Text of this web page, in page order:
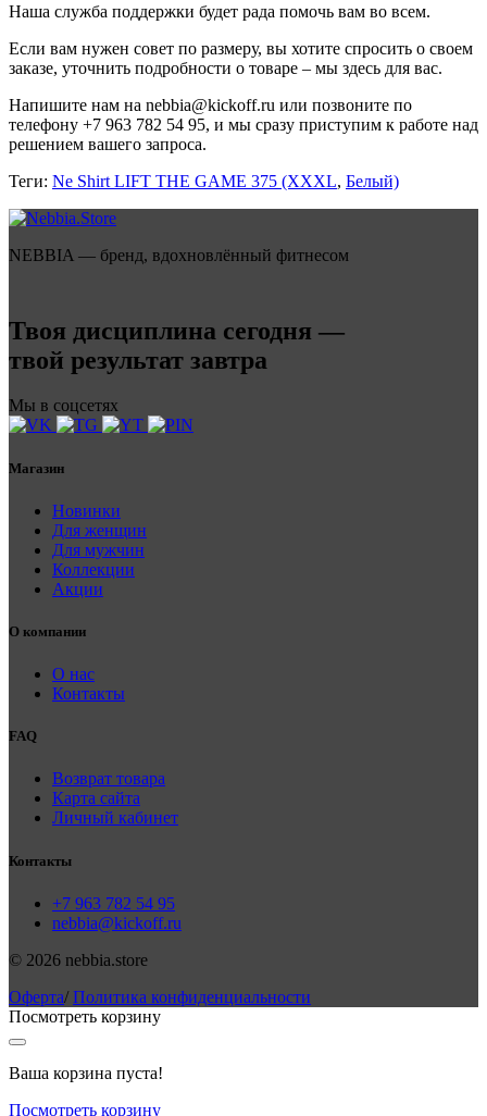
Наша служба поддержки будет рада помочь вам во всем.
Если вам нужен совет по размеру, вы хотите спросить о своем
заказе, уточнить подробности о товаре – мы здесь для вас.
Напишите нам на nebbia@kickoff.ru или позвоните по
телефону +7 963 782 54 95, и мы сразу приступим к работе над
решением вашего запроса.
Теги: Ne Shirt LIFT THE GAME 375 (XXXL, Белый)
NEBBIA — бренд, вдохновлённый фитнесом
Твоя дисциплина сегодня —
твой результат завтра
Мы в соцсетях
Магазин
Новинки
Для женщин
Для мужчин
Коллекции
Акции
О компании
О нас
Контакты
FAQ
Возврат товара
Карта сайта
Личный кабинет
Контакты
+7 963 782 54 95
nebbia@kickoff.ru
© 2026 nebbia.store
Оферта/ Политика конфиденциальности
Посмотреть корзину
Ваша корзина пуста!
Посмотреть корзину